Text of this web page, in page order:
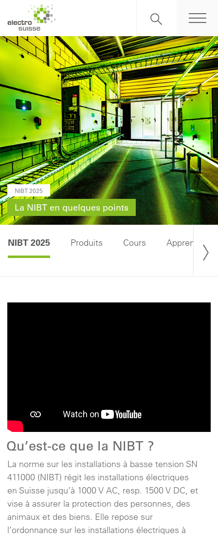
NIBT 2025
La NIBT en quelques points
NIBT 2025 Produits Cours Apprenti·e·s
Qu’est-ce que la NIBT ?
La norme sur les installations à basse tension SN
411000 (NIBT) régit les installations électriques
en Suisse jusqu’à 1000 V AC, resp. 1500 V DC, et
vise à assurer la protection des personnes, des
animaux et des biens. Elle repose sur
l’ordonnance sur les installations électriques à